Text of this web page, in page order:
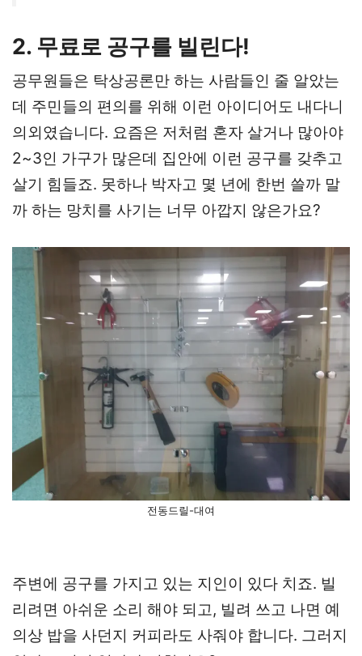
2. 무료로 공구를 빌린다!
공무원들은 탁상공론만 하는 사람들인 줄 알았는
데 주민들의 편의를 위해 이런 아이디어도 내다니
의외였습니다. 요즘은 저처럼 혼자 살거나 많아야
2~3인 가구가 많은데 집안에 이런 공구를 갖추고
살기 힘들죠. 못하나 박자고 몇 년에 한번 쓸까 말
까 하는 망치를 사기는 너무 아깝지 않은가요?
전동드릴-대여
주변에 공구를 가지고 있는 지인이 있다 치죠. 빌
리려면 아쉬운 소리 해야 되고, 빌려 쓰고 나면 예
의상 밥을 사던지 커피라도 사줘야 합니다. 그러지